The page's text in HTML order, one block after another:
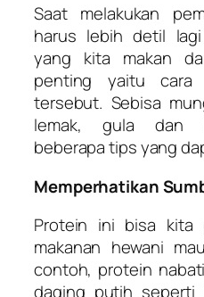
Saat melakukan
harus lebih detil
yang kita makan
penting yaitu cara
tersebut. Sebisa
lemak, gula dan
beberapa tips yang
Memperhatikan
Protein ini bisa kita
makanan hewani
contoh, protein
daging putih seperti